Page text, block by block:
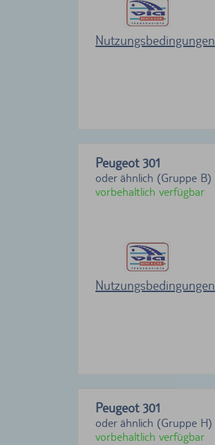
Nutzungsbedingungen
Peugeot 301
oder ähnlich (Gruppe B)
vorbehaltlich verfügbar
Nutzungsbedingungen
Peugeot 301
oder ähnlich (Gruppe H)
vorbehaltlich verfügbar